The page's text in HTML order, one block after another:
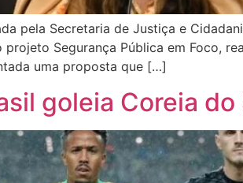
pela Secretaria de Justiça e
Segurança Pública em Foco,
uma proposta que […]
goleia Coreia